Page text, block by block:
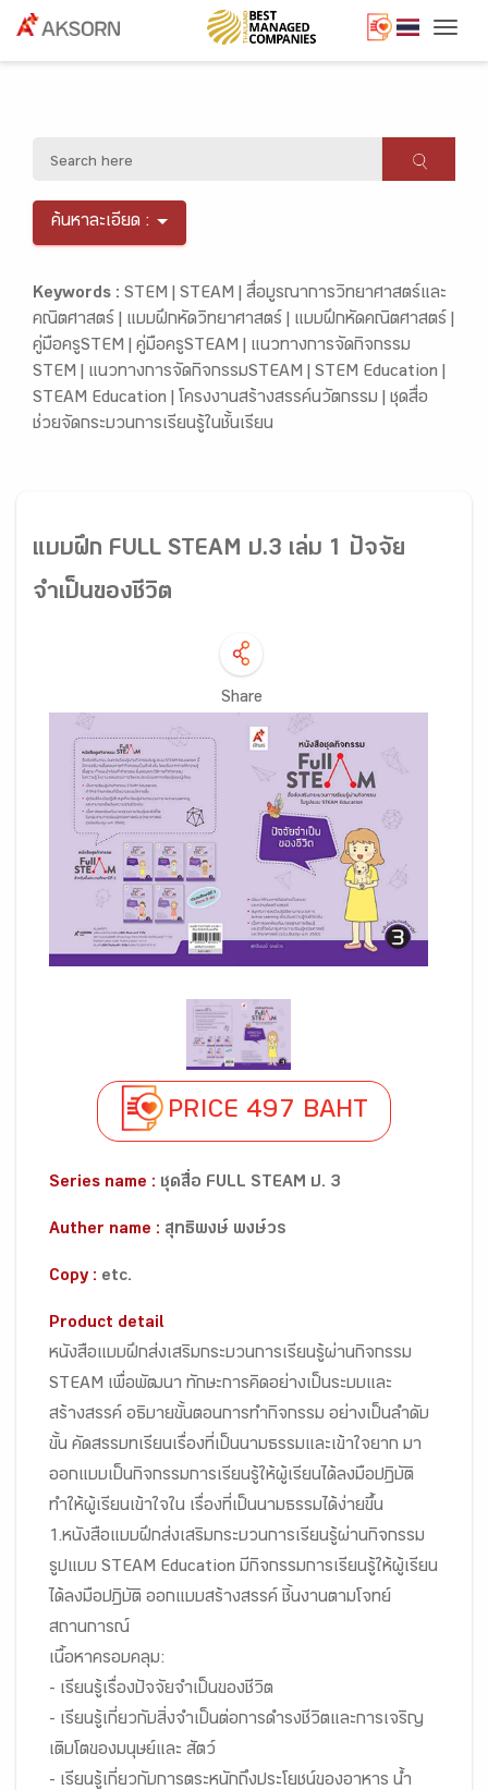
ค้นหาละเอียด :
Keywords : STEM | STEAM | สื่อบูรณาการวิทยาศาสตร์และ
คณิตศาสตร์ | แบบฝึกหัดวิทยาศาสตร์ | แบบฝึกหัดคณิตศาสตร์ |
คู่มือครูSTEM | คู่มือครูSTEAM | แนวทางการจัดกิจกรรม
STEM | แนวทางการจัดกิจกรรมSTEAM | STEM Education |
STEAM Education | โครงงานสร้างสรรค์นวัตกรรม | ชุดสื่อ
ช่วยจัดกระบวนการเรียนรู้ในชั้นเรียน
แบบฝึก FULL STEAM ป.3 เล่ม 1 ปัจจัย
จำเป็นของชีวิต
Share
PRICE 497 BAHT
Series name : ชุดสื่อ FULL STEAM ป. 3
Auther name : สุทธิพงษ์ พงษ์วร
Copy : etc.
Product detail
หนังสือแบบฝึกส่งเสริมกระบวนการเรียนรู้ผ่านกิจกรรม
STEAM เพื่อพัฒนา ทักษะการคิดอย่างเป็นระบบและ
สร้างสรรค์ อธิบายขั้นตอนการทำกิจกรรม อย่างเป็นลำดับ
ขั้น คัดสรรบทเรียนเรื่องที่เป็นนามธรรมและเข้าใจยาก มา
ออกแบบเป็นกิจกรรมการเรียนรู้ให้ผู้เรียนได้ลงมือปฏิบัติ
ทำให้ผู้เรียนเข้าใจใน เรื่องที่เป็นนามธรรมได้ง่ายขึ้น
1.หนังสือแบบฝึกส่งเสริมกระบวนการเรียนรู้ผ่านกิจกรรม
รูปแบบ STEAM Education มีกิจกรรมการเรียนรู้ให้ผู้เรียน
ได้ลงมือปฏิบัติ ออกแบบสร้างสรรค์ ชิ้นงานตามโจทย์
สถานการณ์
เนื้อหาครอบคลุม:
- เรียนรู้เรื่องปัจจัยจำเป็นของชีวิต
- เรียนรู้เกี่ยวกับสิ่งจำเป็นต่อการดำรงชีวิตและการเจริญ
เติบโตของมนุษย์และ สัตว์
- เรียนรู้เกี่ยวกับการตระหนักถึงประโยชน์ของอาหาร น้ำ